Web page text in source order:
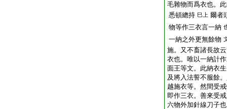
毛雜物而爲衣也。
悉頓總持 巳上 爾者
物等作三衣言一納
一納之外更無餘物
施。又不畜諸長故
衣也。唯以一納計
面王等文。此納衣
及將入法誓不服餘
越施衣等。然間受
即作三衣。善來受
六物外加針線刀子